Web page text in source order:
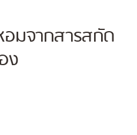
มจากสารสกัด
ง